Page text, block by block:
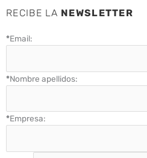
RECIBE LA NEWSLETTER
*Email:
*Nombre apellidos:
*Empresa: